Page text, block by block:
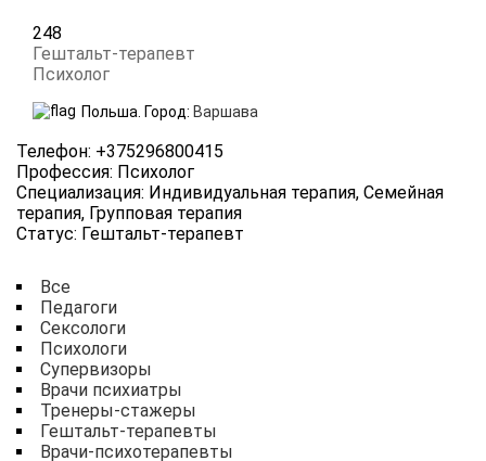
248
Гештальт-терапевт
Психолог
Польша. Город: Варшава
Телефон: +375296800415
Профессия: Психолог
Специализация: Индивидуальная терапия, Семейная
терапия, Групповая терапия
Статус: Гештальт-терапевт
Все
Педагоги
Сексологи
Психологи
Супервизоры
Врачи психиатры
Тренеры-стажеры
Гештальт-терапевты
Врачи-психотерапевты